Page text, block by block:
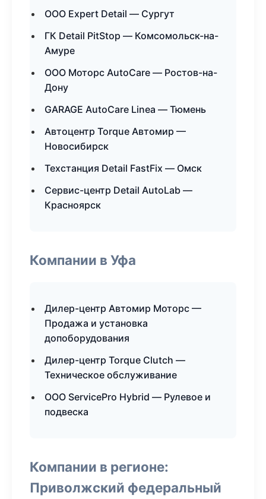
ООО Expert Detail — Сургут
ГК Detail PitStop — Комсомольск-на-
Амуре
ООО Моторс AutoCare — Ростов-на-
Дону
GARAGE AutoCare Linea — Тюмень
Автоцентр Torque Автомир —
Новосибирск
Техстанция Detail FastFix — Омск
Сервис-центр Detail AutoLab —
Красноярск
Компании в Уфа
Дилер-центр Автомир Моторс —
Продажа и установка
допоборудования
Дилер-центр Torque Clutch —
Техническое обслуживание
ООО ServicePro Hybrid — Рулевое и
подвеска
Компании в регионе:
Приволжский федеральный